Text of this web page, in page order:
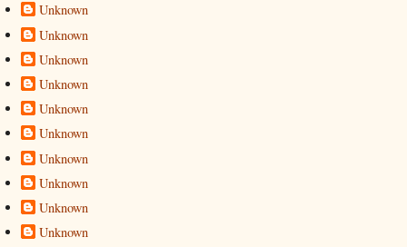
Unknown
Unknown
Unknown
Unknown
Unknown
Unknown
Unknown
Unknown
Unknown
Unknown